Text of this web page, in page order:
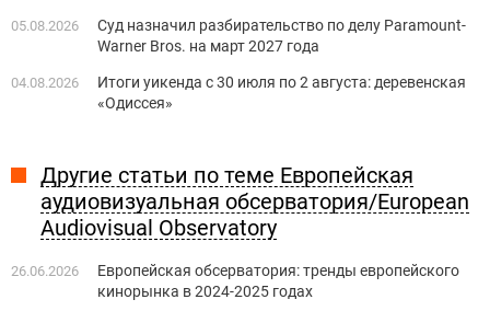
05.08.2026
Суд назначил разбирательство по делу Paramount-
Warner Bros. на март 2027 года
04.08.2026
Итоги уикенда с 30 июля по 2 августа: деревенская
«Одиссея»
Другие статьи по теме Европейская
аудиовизуальная обсерватория/European
Audiovisual Observatory
26.06.2026
Европейская обсерватория: тренды европейского
кинорынка в 2024-2025 годах